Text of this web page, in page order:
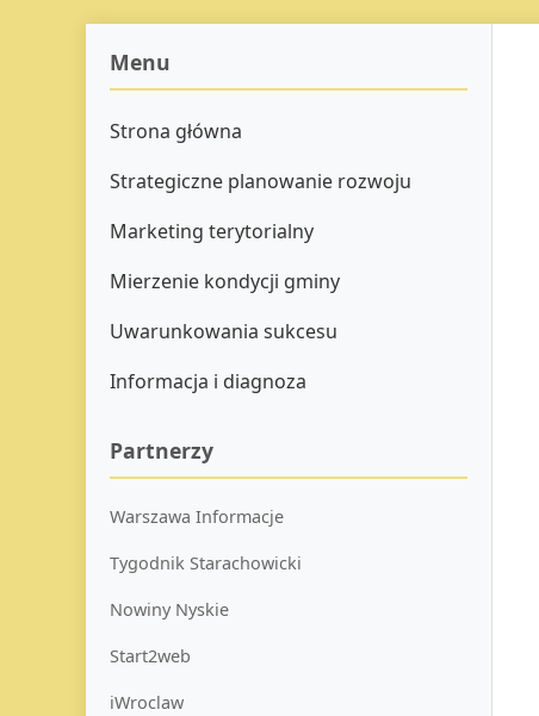
Menu
Strona główna
Strategiczne planowanie rozwoju
Marketing terytorialny
Mierzenie kondycji gminy
Uwarunkowania sukcesu
Informacja i diagnoza
Partnerzy
Warszawa Informacje
Tygodnik Starachowicki
Nowiny Nyskie
Start2web
iWroclaw